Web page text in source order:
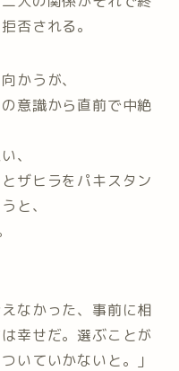
否される。
かうが、
意識から直前で中絶
、
ザヒラをパキスタン
と、
なかった、事前に相
幸せだ。選ぶことが
いていかないと。」